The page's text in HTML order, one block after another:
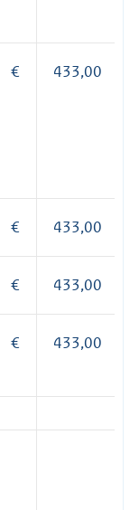
€ 433,00
€ 433,00
€ 433,00
€ 433,00